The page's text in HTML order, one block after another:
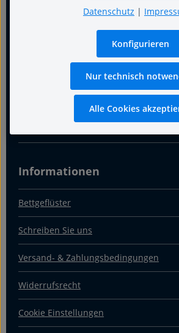
Für guten Schlaf
Warum Fachgeschäft
Informationen
Bettgeflüster
Schreiben Sie uns
Versand- & Zahlungsbedingungen
Widerrufsrecht
Cookie Einstellungen
Datenschutz |
Nur technisch
Konfigurieren
Alle Cookies